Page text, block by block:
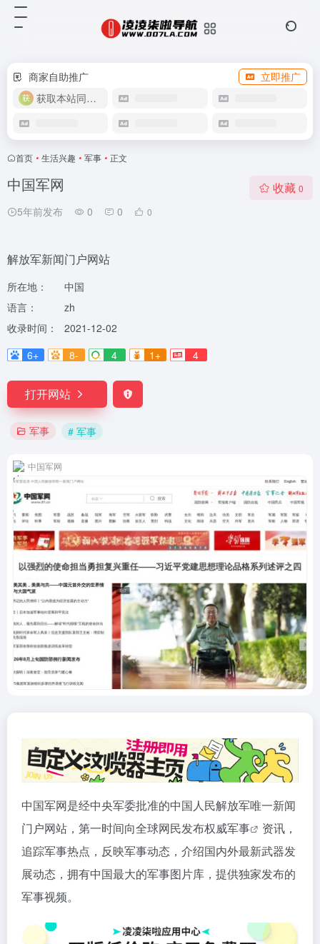
商家自助推广
立即推广
获取本站同款主题
首页 • 生活兴趣 • 军事 • 正文
中国军网
5年前发布 0 0 0
收藏 0
解放军新闻门户网站
所在地：
中国
语言：
zh
收录时间：
2021-12-02
6+
8- 4 1+ 4
打开网站
军事 # 军事
中国军网
中国军网是经中央军委批准的中国人民解放军唯一新闻
门户网站，第一时间向全球网民发布权威军事
资讯，
追踪军事热点，反映军事动态，介绍国内外最新武器发
展动态，拥有中国最大的军事图片库，提供独家发布的
军事视频。